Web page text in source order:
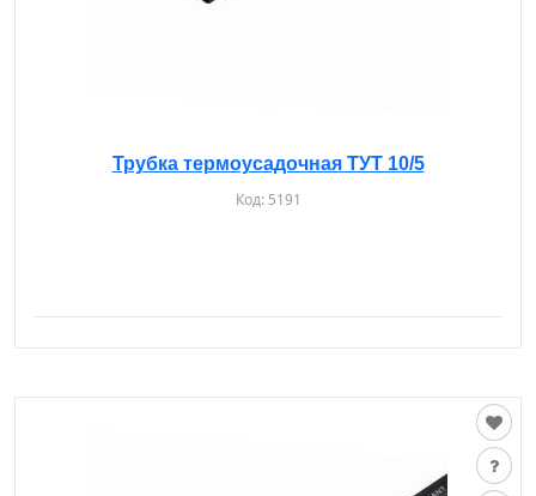
Трубка термоусадочная ТУТ 10/5
Код: 5191